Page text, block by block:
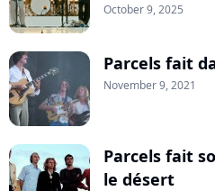
October 9, 2025
Parcels fait
November 9, 2021
Parcels fait
le désert